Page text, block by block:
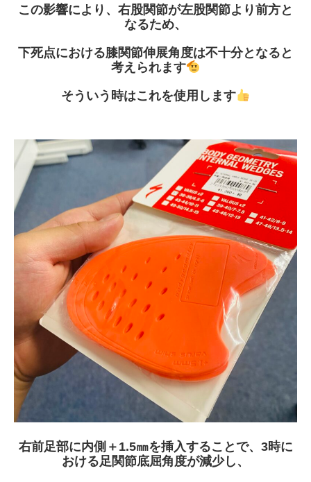
この影響により、右股関節が左股関節より前方と
なるため、
下死点における膝関節伸展角度は不十分となると
考えられます
そういう時はこれを使用します
右前足部に内側＋ 1.5㎜を挿入することで、 3時に
おける足関節底屈角度が減少し、